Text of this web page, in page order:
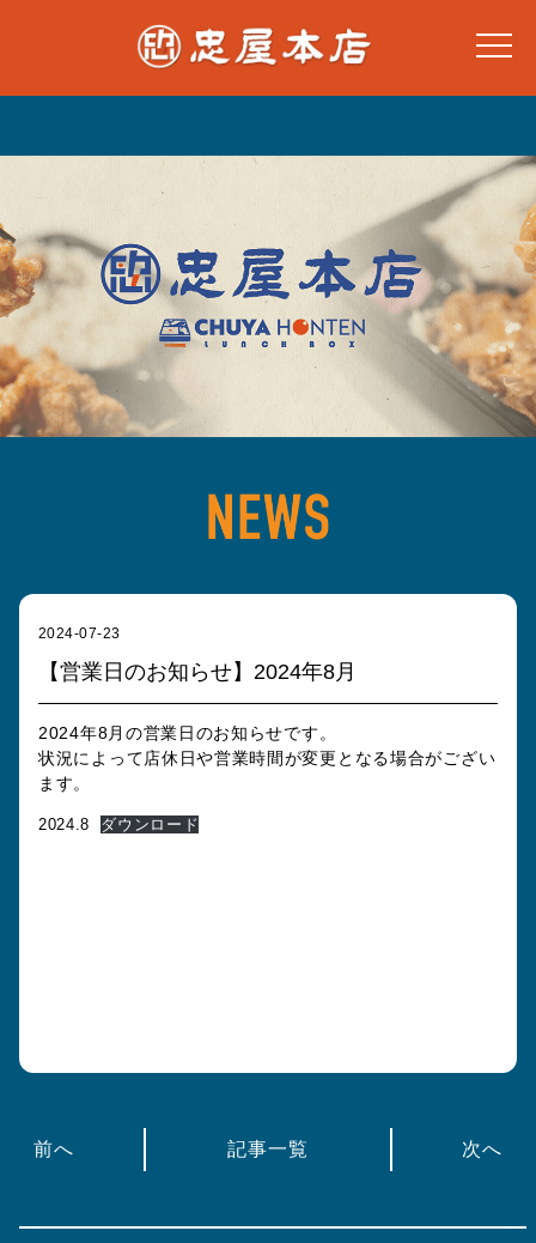
2024-07-23
【営業日のお知らせ】2024年8月
2024年8月の営業日のお知らせです。
状況によって店休日や営業時間が変更となる場合がござい
ます。
2024.8 ダウンロード
前へ 記事一覧 次へ